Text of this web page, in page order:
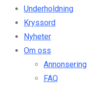
Underholdning
Kryssord
Nyheter
Om oss
Annonsering
FAQ